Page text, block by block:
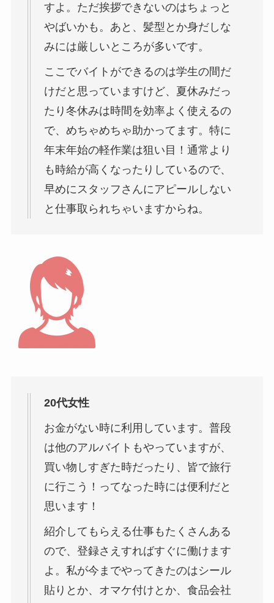
すよ。ただ挨拶できないのはちょっと
やばいかも。あと、髪型とか身だしな
みには厳しいところが多いです。
ここでバイトができるのは学生の間だ
けだと思っていますけど、夏休みだっ
たり冬休みは時間を効率よく使えるの
で、めちゃめちゃ助かってます。特に
年末年始の軽作業は狙い目！通常より
も時給が高くなったりしているので、
早めにスタッフさんにアピールしない
と仕事取られちゃいますからね。
20代女性
お金がない時に利用しています。普段
は他のアルバイトもやっていますが、
買い物しすぎた時だったり、皆で旅行
に行こう！ってなった時には便利だと
思います！
紹介してもらえる仕事もたくさんある
ので、登録さえすればすぐに働けます
よ。私が今までやってきたのはシール
貼りとか、オマケ付けとか、食品会社